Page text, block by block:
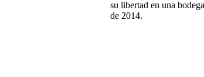
su libertad en una
de 2014.